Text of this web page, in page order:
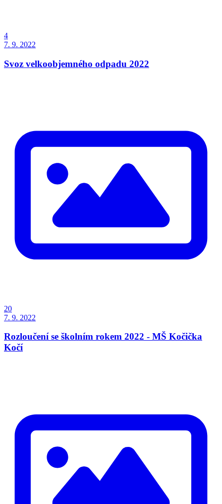
4
7. 9. 2022
Svoz velkoobjemného odpadu 2022
20
7. 9. 2022
Rozloučení se školním rokem 2022 - MŠ Kočička
Kočí